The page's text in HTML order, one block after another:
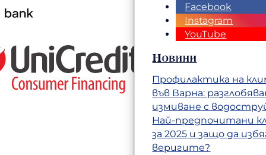
Facebook
Instagram
YouTube
Новини
Профилактика на
във Варна:
измиване с
Най-предпочитани
за 2025 и защо да
веригите?